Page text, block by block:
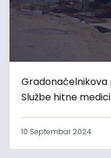
Gradonačelnikova
Službe hitne
10 Septembar 2024